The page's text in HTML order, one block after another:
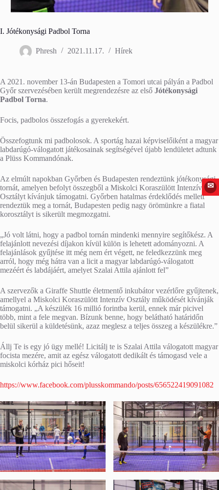
I. Jótékonysági Padbol Torna
Phresh 2021.11.17. Hírek
A 2021. november 13-án Budapesten a Tomori utcai pályán a Padbol
Győr szervezésében került megrendezésre az első Jótékonysági
Padbol Torna.
Focis, padbolos összefogás a gyerekekért.
Összefogtunk mi padbolosok. A sportág hazai képviselőiként a magyar
labdarúgó-válogatott játékosainak segítségével újabb lendületet adtunk
a Plüss Kommandónak.
Az elmúlt napokban Győrben és Budapesten rendeztünk jótékonysági
tornát, amelyen befolyt összegből a Miskolci Koraszülött Intenzív
Osztályt kívánjuk támogatni. Győrben hatalmas érdeklődés mellett
rendeztük meg a tornát, Budapesten pedig nagy örömünkre a fiatal
korosztályt is sikerült megmozgatni.
„Jó volt látni, hogy a padbol tornán mindenki mennyire segítőkész. A
felajánlott nevezési díjakon kívül külön is lehetett adományozni. A
felajánlások gyűjtése itt még nem ért végett, ne feledkezzünk meg
arról, hogy még hátra van a licit a magyar labdarúgó-válogatott
mezéért és labdájáért, amelyet Szalai Attila ajánlott fel”
A szervezők a Giraffe Shuttle életmentő inkubátor vezérlőre gyűjtenek,
amellyel a Miskolci Koraszülött Intenzív Osztály működését kívánják
támogatni. „A készülék 16 millió forintba kerül, ennek már picivel
több, mint a fele megvan. Bízunk benne, hogy belátható határidőn
belül sikerül a küldetésünk, azaz meglesz a teljes összeg a készülékre.”
Állj Te is egy jó ügy mellé! Licitálj te is Szalai Attila válogatott magyar
focista mezére, amit az egész válogatott dedikált és támogasd vele a
miskolci kórház pici hőseit!
https://www.facebook.com/plusskommando/posts/656522419091082
✉